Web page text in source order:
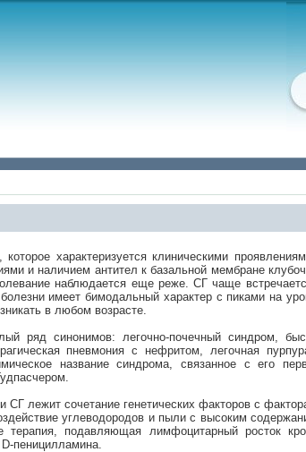
характеризуется клиническими
и наличием антител к базальной мембране
наблюдается еще реже. СГ чаще
имеет бимодальный характер с пиками на
в любом возрасте.
ряд синонимов: легочно-почечный синдром,
пневмония с нефритом, легочная
название синдрома, связанное с его
СГ лежит сочетание генетических факторов с
углеводородов и пыли с высоким
подавляющая лимфоцитарный росток
пеницилламина.